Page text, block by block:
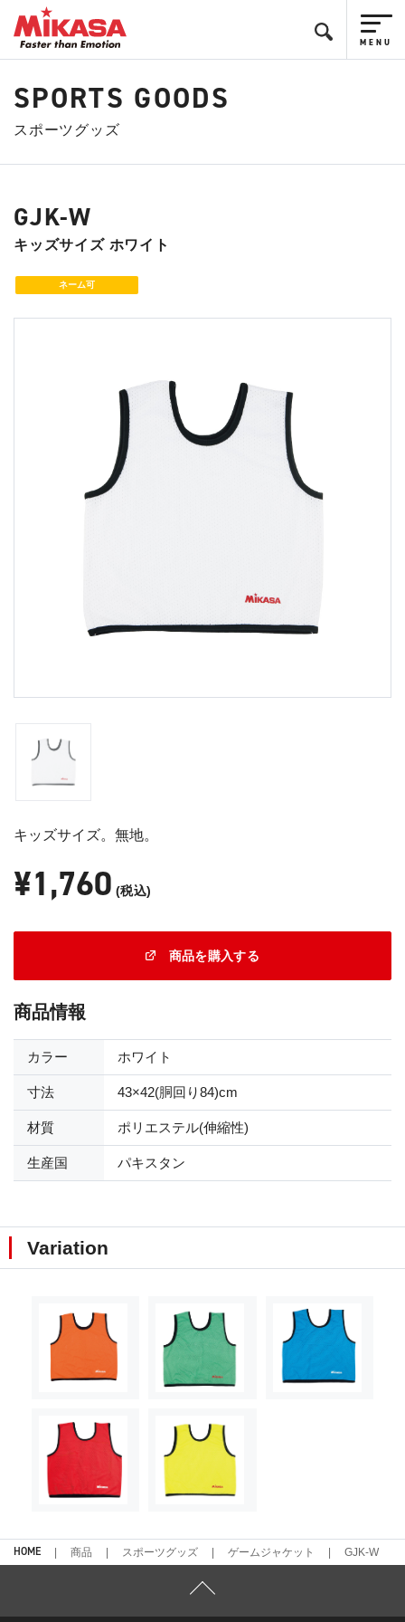
SPORTS GOODS
スポーツグッズ
GJK-W
キッズサイズ ホワイト
ネーム可
キッズサイズ。無地。
¥1,760 (税込)
商品を購入する
商品情報
カラー ホワイト
寸法 43×42(胴回り84)cm
材質 ポリエステル(伸縮性)
生産国 パキスタン
Variation
HOME 商品 スポーツグッズ ゲームジャケット GJK-W